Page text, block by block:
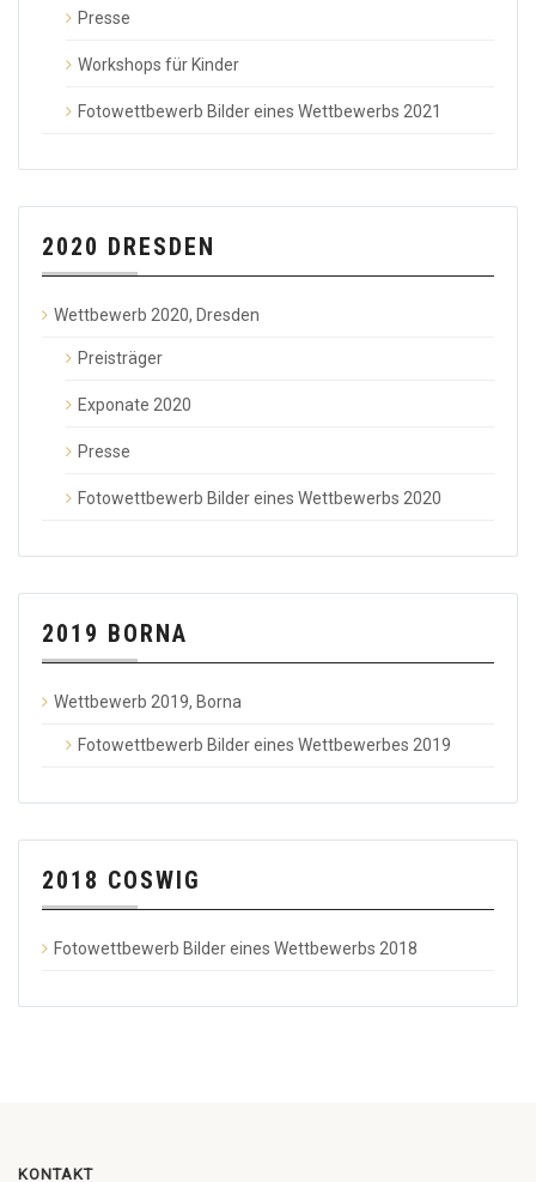
Presse
Workshops für Kinder
Fotowettbewerb Bilder eines Wettbewerbs 2021
2020 DRESDEN
Wettbewerb 2020, Dresden
Preisträger
Exponate 2020
Presse
Fotowettbewerb Bilder eines Wettbewerbs 2020
2019 BORNA
Wettbewerb 2019, Borna
Fotowettbewerb Bilder eines Wettbewerbes 2019
2018 COSWIG
Fotowettbewerb Bilder eines Wettbewerbs 2018
KONTAKT